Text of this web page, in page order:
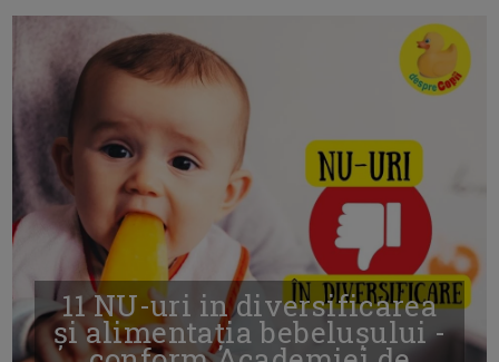
11 NU-uri in diversificarea
și alimentația bebelușului -